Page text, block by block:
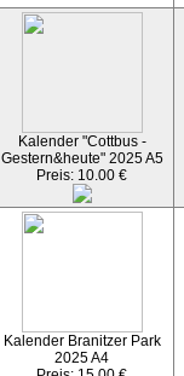
Kalender "Cottbus -
Gestern&heute" 2025 A5
Preis: 10.00 €
Kalender Branitzer Park
2025 A4